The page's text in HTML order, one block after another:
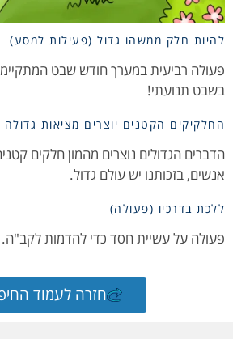
להיות חלק ממשהו גדול (פעילות למסע)
פעולה רביעית במערך חודש שבט
בשבט תנועתי!
החלקיקים הקטנים יוצרים מציאות
הדברים הגדולים נוצרים מהמון חלקים
אנשים, בזכותנו יש עולם גדול.
ללכת בדרכיו (פעולה)
פעולה על עשיית חסד כדי להדמות לקב"ה.
חזרה לעמוד